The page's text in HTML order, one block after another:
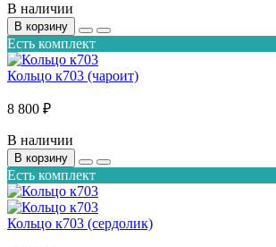
В наличии
В корзину
Есть комплект
Кольцо к703 (чароит)
8 800 ₽
В наличии
В корзину
Есть комплект
Кольцо к703 (сердолик)